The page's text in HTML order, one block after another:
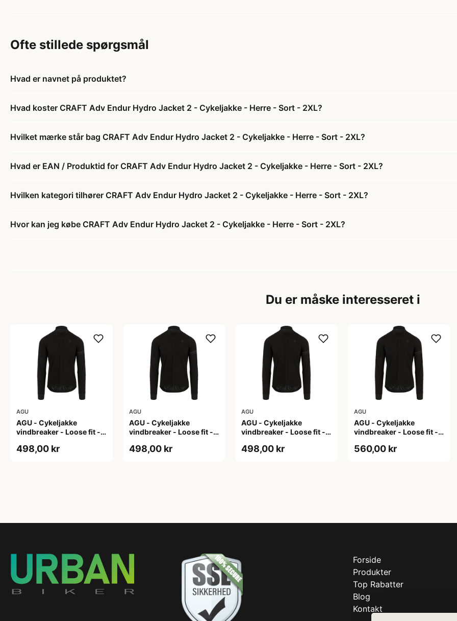
Ofte stillede spørgsmål
Hvad er navnet på produktet?
Hvad koster CRAFT Adv Endur Hydro Jacket 2 - Cykeljakke - Herre - Sort - 2XL?
Hvilket mærke står bag CRAFT Adv Endur Hydro Jacket 2 - Cykeljakke - Herre - Sort - 2XL?
Hvad er EAN / Produktid for CRAFT Adv Endur Hydro Jacket 2 - Cykeljakke - Herre - Sort - 2XL?
Hvilken kategori tilhører CRAFT Adv Endur Hydro Jacket 2 - Cykeljakke - Herre - Sort - 2XL?
Hvor kan jeg købe CRAFT Adv Endur Hydro Jacket 2 - Cykeljakke - Herre - Sort - 2XL?
Du er måske interesseret i
AGU
AGU - Cykeljakke
vindbreaker - Loose fit -
498,00 kr
AGU
AGU - Cykeljakke
vindbreaker - Loose fit -
498,00 kr
AGU
AGU - Cykeljakke
vindbreaker - Loose fit -
498,00 kr
AGU
AGU - Cykeljakke
vindbreaker - Loose fit -
560,00 kr
Forside
Produkter
Top Rabatter
Blog
Kontakt